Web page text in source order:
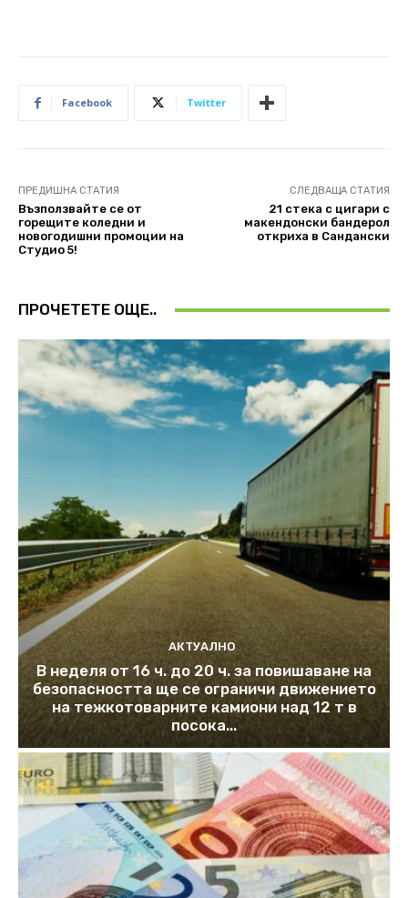
Facebook Twitter
ПРЕДИШНА СТАТИЯ
Възползвайте се от
горещите коледни и
новогодишни промоции на
Студио 5!
СЛЕДВАЩА СТАТИЯ
21 стека с цигари с
макендонски бандерол
откриха в Сандански
ПРОЧЕТЕТЕ ОЩЕ..
АКТУАЛНО
В неделя от 16 ч. до 20 ч. за повишаване на
безопасността ще се ограничи движението
на тежкотоварните камиони над 12 т в
посока...